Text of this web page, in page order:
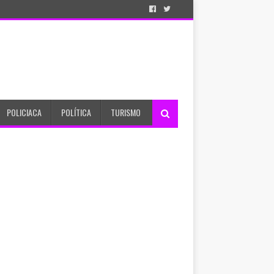
POLICIACA POLÍTICA TURISMO